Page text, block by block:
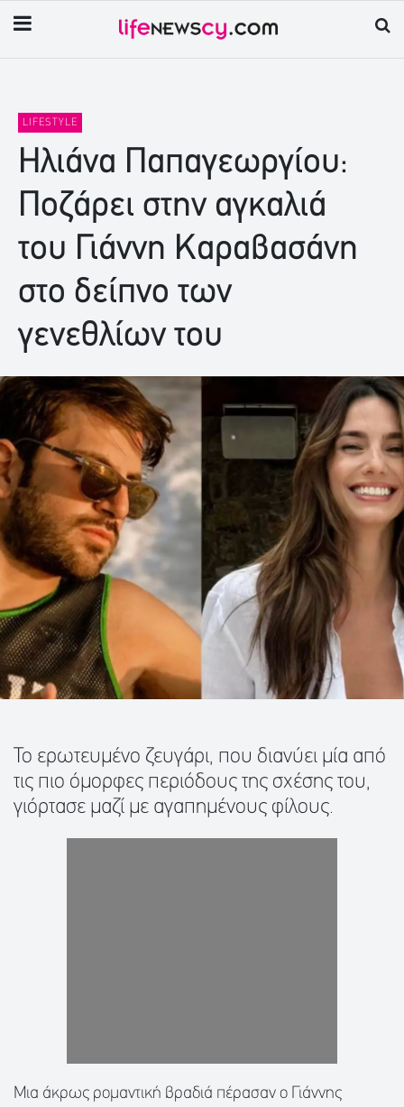
LIFESTYLE
Ηλιάνα Παπαγεωργίου:
Ποζάρει στην αγκαλιά
του Γιάννη Καραβασάνη
στο δείπνο των
γενεθλίων του
Το ερωτευμένο ζευγάρι, που διανύει μία από
τις πιο όμορφες περιόδους της σχέσης του,
γιόρτασε μαζί με αγαπημένους φίλους.
Μια άκρως ρομαντική βραδιά πέρασαν ο Γιάννης